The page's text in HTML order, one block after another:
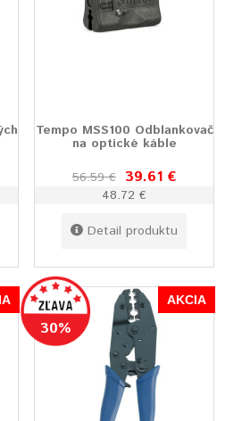
Tempo MSS100 Odblankovač
na optické káble
56.59 € 39.61 €
48.72 €
Detail produktu
30%
AKCIA